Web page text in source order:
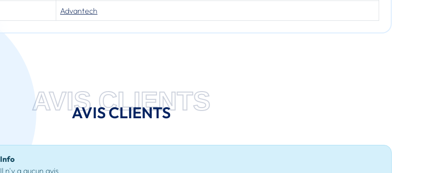
Advantech
AVIS CLIENTS
AVIS CLIENTS
Info
Il n'y a aucun avis